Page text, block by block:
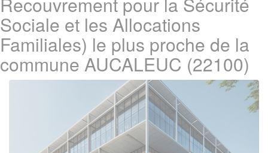
Sociale et les Allocations
Familiales) le plus proche de la
commune AUCALEUC (22100)